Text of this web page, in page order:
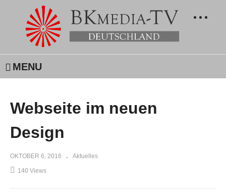
MENU
Webseite im neuen
Design
OKTOBER 6, 2016 Aktuelles
140 Views